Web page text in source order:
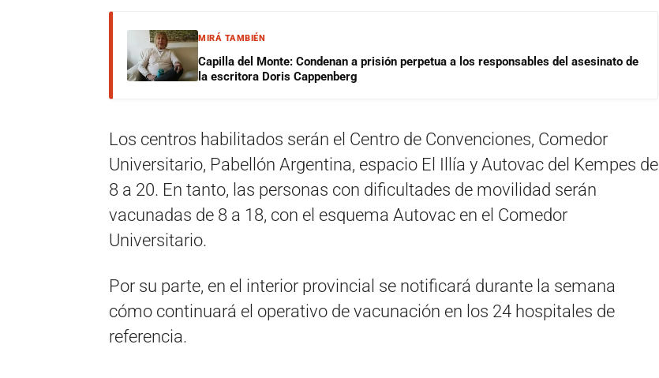
MIRÁ TAMBIÉN
Capilla del Monte: Condenan a prisión perpetua a los responsables del asesinato de
la escritora Doris Cappenberg
Los centros habilitados serán el Centro de Convenciones, Comedor
Universitario, Pabellón Argentina, espacio El Illía y Autovac del Kempes de
8 a 20. En tanto, las personas con dificultades de movilidad serán
vacunadas de 8 a 18, con el esquema Autovac en el Comedor
Universitario.
Por su parte, en el interior provincial se notificará durante la semana
cómo continuará el operativo de vacunación en los 24 hospitales de
referencia.